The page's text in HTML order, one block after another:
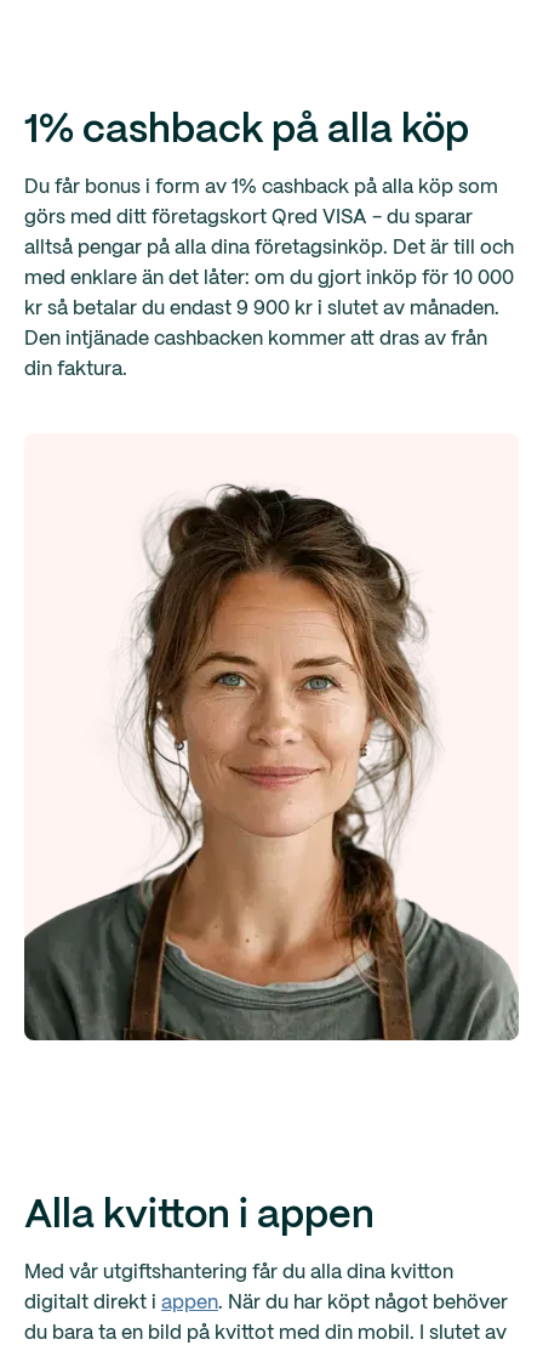
1% cashback på alla köp
Du får bonus i form av 1% cashback på alla köp som
görs med ditt företagskort Qred VISA - du sparar
alltså pengar på alla dina företagsinköp. Det är till och
med enklare än det låter: om du gjort inköp för 10 000
kr så betalar du endast 9 900 kr i slutet av månaden.
Den intjänade cashbacken kommer att dras av från
din faktura.
Alla kvitton i appen
Med vår utgiftshantering får du alla dina kvitton
digitalt direkt i appen. När du har köpt något behöver
du bara ta en bild på kvittot med din mobil. I slutet av